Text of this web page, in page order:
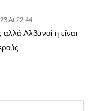
At 22:44
Αλβανοί η είναι